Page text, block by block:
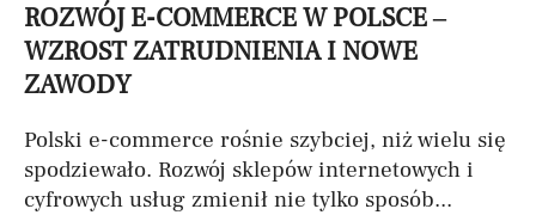
ROZWÓJ E-COMMERCE W POLSCE –
WZROST ZATRUDNIENIA I NOWE
ZAWODY
Polski e-commerce rośnie szybciej, niż wielu się
spodziewało. Rozwój sklepów internetowych i
cyfrowych usług zmienił nie tylko sposób...